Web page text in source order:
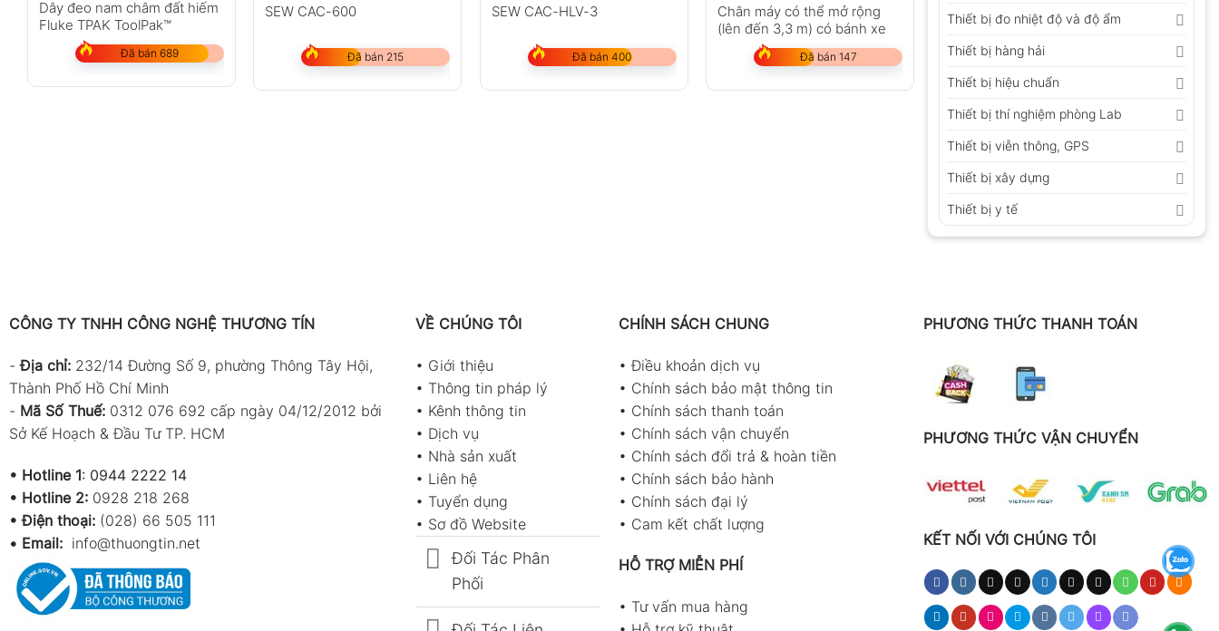
Thiết bị đo nhiệt độ và độ ẩm
Thiết bị hàng hải
Thiết bị hiệu chuẩn
Thiết bị thí nghiệm phòng Lab
Thiết bị viễn thông, GPS
Thiết bị xây dựng
Thiết bị y tế
Dây đeo nam châm đất hiếm
Fluke TPAK ToolPak™
Đã bán 689
SEW CAC-600
Đã bán 215
SEW CAC-HLV-3
Đã bán 400
Chân máy có thể mở rộng
(lên đến 3,3 m) có bánh xe
Đã bán 147
CÔNG TY TNHH CÔNG NGHỆ THƯƠNG TÍN
-Địa chỉ: 232/14 Đường Số 9, phường Thông Tây Hội,
Thành Phố Hồ Chí Minh
- Mã Số Thuế: 0312 076 692 cấp ngày 04/12/2012 bởi
Sở Kế Hoạch & Đầu Tư TP. HCM
• Hotline 1: 0944 2222 14
• Hotline 2: 0928 218 268
• Điện thoại: (028) 66 505 111
• Email: info@thuongtin.net
VỀ CHÚNG TÔI
• Giới thiệu
• Thông tin pháp lý
• Kênh thông tin
• Dịch vụ
• Nhà sản xuất
• Liên hệ
• Tuyển dụng
• Sơ đồ Website
Đối Tác Phân
Phối
CHÍNH SÁCH CHUNG
•Điều khoản dịch vụ
• Chính sách bảo mật thông tin
• Chính sách thanh toán
• Chính sách vận chuyển
• Chính sách đổi trả & hoàn tiền
• Chính sách bảo hành
• Chính sách đại lý
• Cam kết chất lượng
HỖ TRỢ MIỄN PHÍ
• Tư vấn mua hàng
PHƯƠNG THỨC THANH TOÁN
PHƯƠNG THỨC VẬN CHUYỂN
KẾT NỐI VỚI CHÚNG TÔI